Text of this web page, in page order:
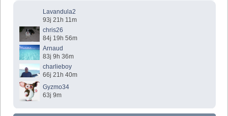
Lavandula2
93j 21h 11m
chris26
84j 19h 56m
Arnaud
83j 9h 36m
charlieboy
66j 21h 40m
Gyzmo34
63j 9m